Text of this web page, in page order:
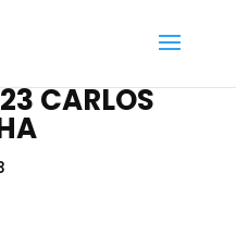
CARLOS